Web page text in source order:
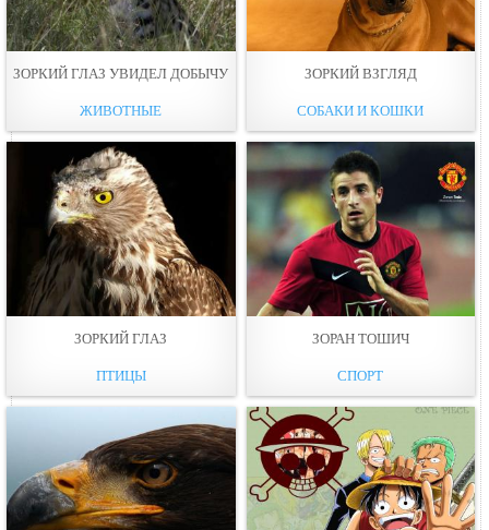
ЗОРКИЙ ГЛАЗ УВИДЕЛ ДОБЫЧУ
ЖИВОТНЫЕ
ЗОРКИЙ ВЗГЛЯД
СОБАКИ И КОШКИ
ЗОРКИЙ ГЛАЗ
ПТИЦЫ
ЗОРАН ТОШИЧ
СПОРТ